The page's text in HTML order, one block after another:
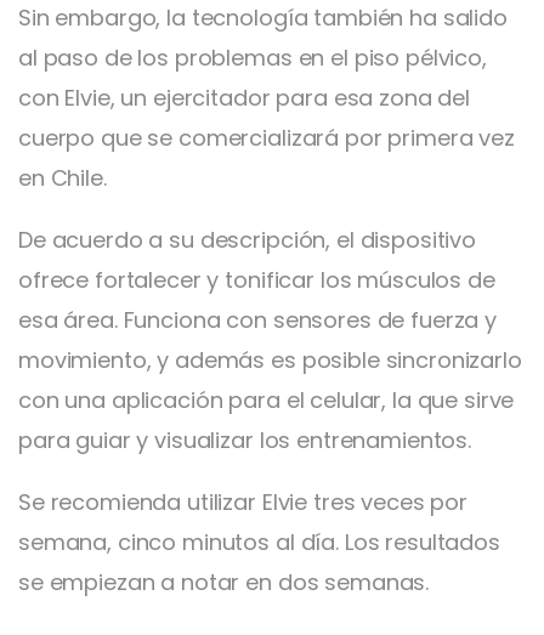
Sin embargo, la tecnología también ha salido
al paso de los problemas en el piso pélvico,
con Elvie, un ejercitador para esa zona del
cuerpo que se comercializará por primera vez
en Chile.
De acuerdo a su descripción, el dispositivo
ofrece fortalecer y tonificar los músculos de
esa área. Funciona con sensores de fuerza y
movimiento, y además es posible sincronizarlo
con una aplicación para el celular, la que sirve
para guiar y visualizar los entrenamientos.
Se recomienda utilizar Elvie tres veces por
semana, cinco minutos al día. Los resultados
se empiezan a notar en dos semanas.